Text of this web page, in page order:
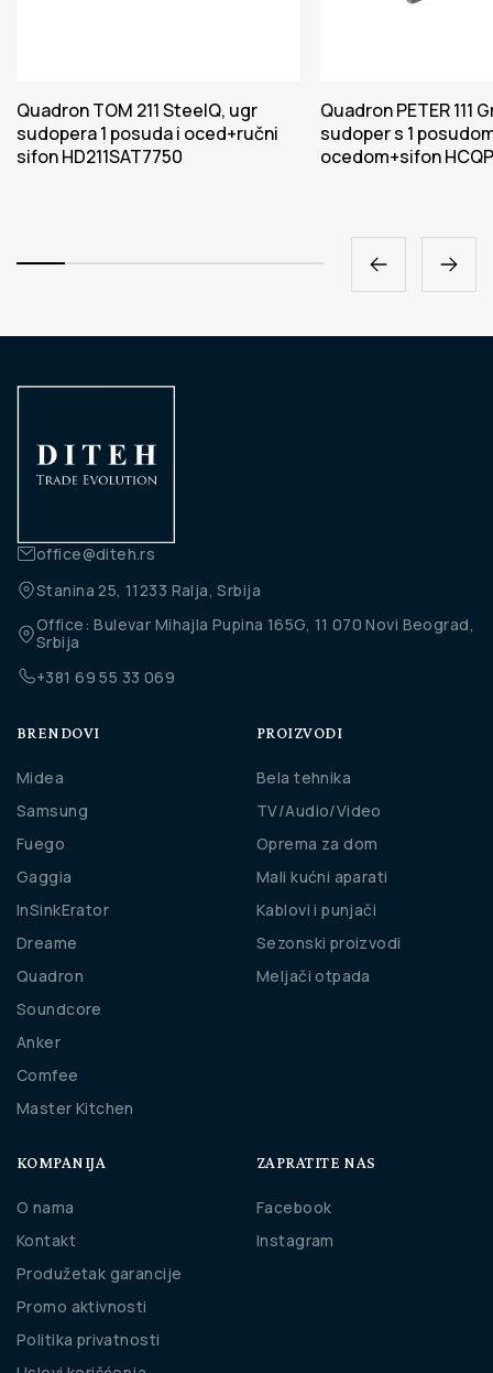
Quadron TOM 211 SteelQ, ugr
sudopera 1 posuda i oced+ručni
sifon HD211SAT7750
Quadron PETER 111
sudoper s 1
ocedom+sifon
office@diteh.rs
Stanina 25, 11233 Ralja, Srbija
Office: Bulevar Mihajla Pupina 165G, 11 070 Novi Beograd,
Srbija
+381 69 55 33 069
BRENDOVI
Midea
Samsung
Fuego
Gaggia
InSinkErator
Dreame
Quadron
Soundcore
Anker
Comfee
Master Kitchen
PROIZVODI
Bela tehnika
TV/Audio/Video
Oprema za dom
Mali kućni aparati
Kablovi i punjači
Sezonski proizvodi
Meljači otpada
KOMPANIJA
O nama
Kontakt
Produžetak garancije
Promo aktivnosti
Politika privatnosti
ZAPRATITE NAS
Facebook
Instagram